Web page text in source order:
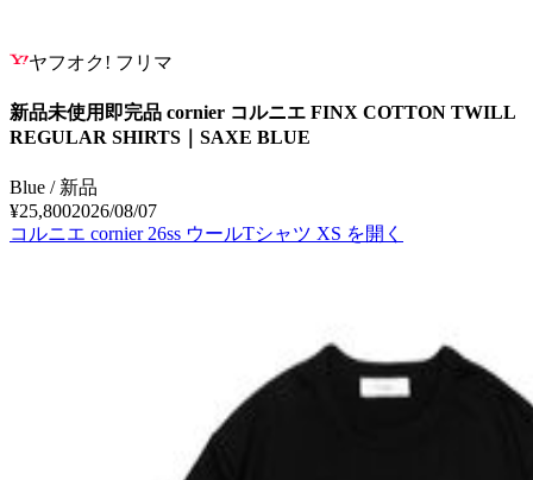
ヤフオク! フリマ
新品未使用即完品 cornier コルニエ FINX COTTON TWILL
REGULAR SHIRTS｜SAXE BLUE
Blue / 新品
¥25,8002026/08/07
コルニエ cornier 26ss ウールTシャツ XS を開く